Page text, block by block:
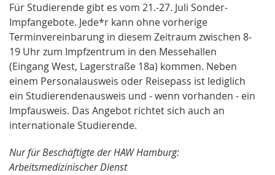
Für Studierende gibt es vom 21.-27. Juli Sonder-
Impfangebote. Jede*r kann ohne vorherige
Terminvereinbarung in diesem Zeitraum zwischen 8-
19 Uhr zum Impfzentrum in den Messehallen
(Eingang West, Lagerstraße 18a) kommen. Neben
einem Personalausweis oder Reisepass ist lediglich
ein Studierendenausweis und - wenn vorhanden - ein
Impfausweis. Das Angebot richtet sich auch an
internationale Studierende.
Nur für Beschäftigte der HAW Hamburg:
Arbeitsmedizinischer Dienst